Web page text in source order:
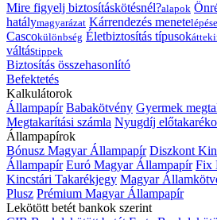
Mire figyelj biztosításkötésnél?alapok
hatálymagyarázat Kárrendezés menete
Cascokülönbség Életbiztosítás típusok
váltástippek
Biztosítás összehasonlító
Befektetés
Kalkulátorok
Állampapír Babakötvény Gyermek
Megtakarítási számla Nyugdíj
Állampapírok
Bónusz Magyar Állampapír Diszkont
Állampapír Euró Magyar Állampapír Fix
Kincstári Takarékjegy Magyar
Plusz Prémium Magyar Állampapír
Lekötött betét bankok szerint